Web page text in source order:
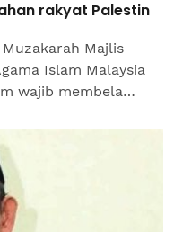
rakyat Palestin
Majlis
Islam Malaysia
wajib membela